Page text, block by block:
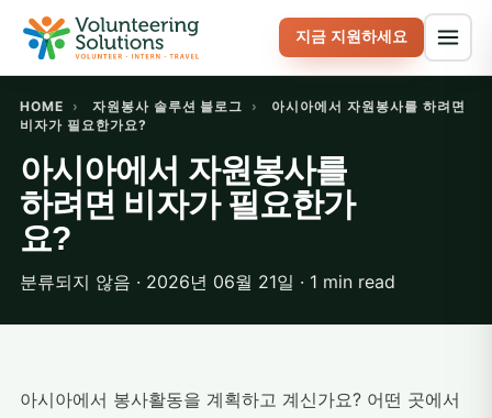
지금 지원하세요
HOME › 자원봉사 솔루션 블로그 ›
아시아에서 자원봉사를 하려면
비자가 필요한가요?
아시아에서 자원봉사를
하려면 비자가 필요한가
요?
분류되지 않음 · 2026년 06월 21일 · 1 min read
아시아에서 봉사활동을 계획하고 계신가요? 어떤 곳에서